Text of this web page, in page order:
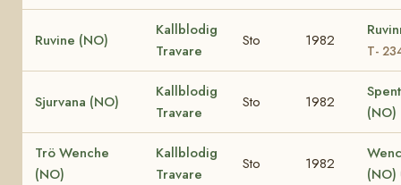
Ruvine (NO)
Kallblodig
Travare
Sto 1982
T-
Sjurvana (NO)
Kallblodig
Travare
Sto 1982
(NO)
Trö Wenche
(NO)
Kallblodig
Travare
Sto 1982
(NO)